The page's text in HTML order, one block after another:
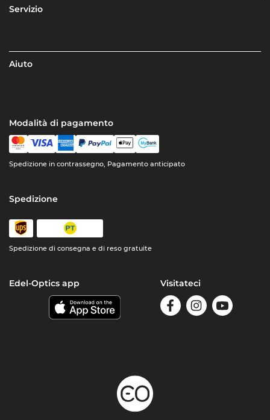
Servizio
Aiuto
Modalità di pagamento
Spedizione in contrassegno, Pagamento anticipato
Spedizione
Spedizione di consegna e di reso gratuite
Edel-Optics app Visitateci